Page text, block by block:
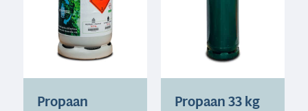
Propaan Propaan 33 kg